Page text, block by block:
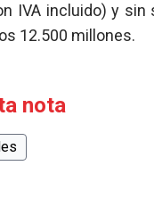
IVA incluido) y sin
12.500 millones.
nota